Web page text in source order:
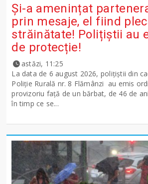
Și-a amenințat
prin mesaje, el fiind
străinătate! Polițiștii au
de protecție!
astăzi, 11:25
La data de 6 august 2026, polițiștii din
Poliție Rurală nr. 8 Flămânzi au emis
provizoriu față de un bărbat, de 46 de
în timp ce se...